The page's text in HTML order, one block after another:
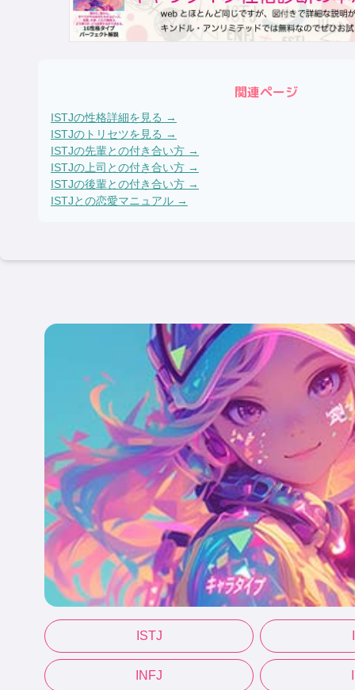
ISTJ
INFJ
関連ページ
ISTJの性格詳細を見る →
ISTJのトリセツを見る →
ISTJの先輩との付き合い方 →
ISTJの上司との付き合い方 →
ISTJの後輩との付き合い方 →
ISTJとの恋愛マニュアル →